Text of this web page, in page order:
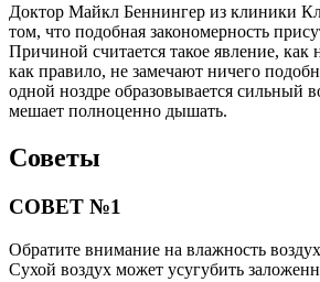
Доктор Майкл Беннингер из клиники
том, что подобная закономерность
Причиной считается такое явление,
как правило, не замечают ничего
одной ноздре образовывается сильный
мешает полноценно дышать.
Советы
СОВЕТ №1
Обратите внимание на влажность
Сухой воздух может усугубить